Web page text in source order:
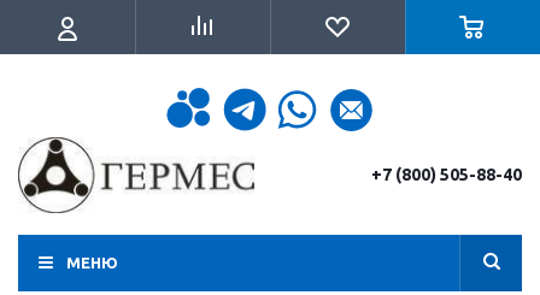
+7 (800) 505-88-40
МЕНЮ